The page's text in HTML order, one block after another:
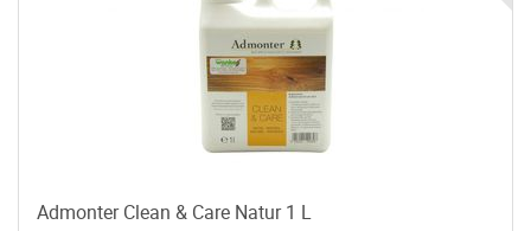
Admonter Clean & Care Natur 1 L